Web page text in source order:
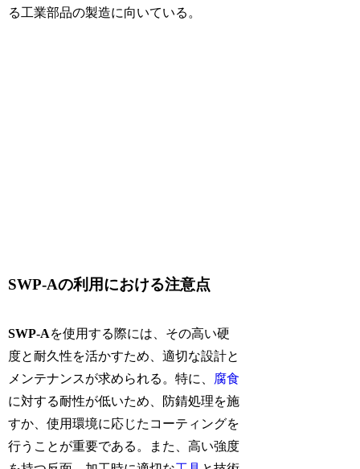
る工業部品の製造に向いている。
SWP-Aの利用における注意点
SWP-Aを使用する際には、その高い硬
度と耐久性を活かすため、適切な設計と
メンテナンスが求められる。特に、
腐食
に対する耐性が低いため、防錆処理を施
すか、使用環境に応じたコーティングを
行うことが重要である。また、高い強度